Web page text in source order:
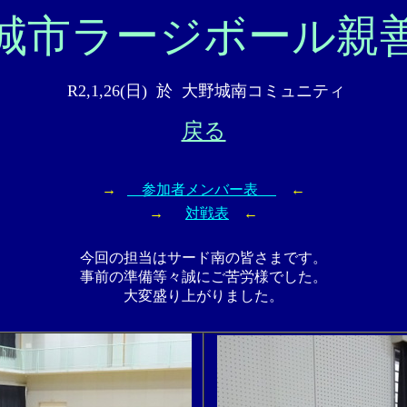
市ラージボール親
R2,1,26(日) 於 大野城南コミュニティ
戻る
→ 参加者メンバー表
←
→
対戦表 ←
今回の担当はサード南の皆さまです。
事前の準備等々誠にご苦労様でした。
大変盛り上がりました。